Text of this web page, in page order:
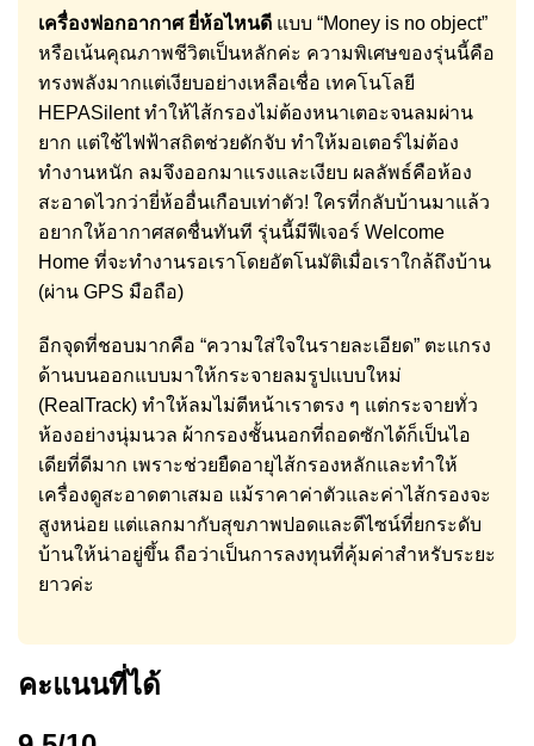
เครื่องฟอกอากาศ ยี่ห้อไหนดี แบบ “Money is no object”
หรือเน้นคุณภาพชีวิตเป็นหลักค่ะ ความพิเศษของรุ่นนี้คือ
ทรงพลังมากแต่เงียบอย่างเหลือเชื่อ เทคโนโลยี
HEPASilent ทำให้ไส้กรองไม่ต้องหนาเตอะจนลมผ่าน
ยาก แต่ใช้ไฟฟ้าสถิตช่วยดักจับ ทำให้มอเตอร์ไม่ต้อง
ทำงานหนัก ลมจึงออกมาแรงและเงียบ ผลลัพธ์คือห้อง
สะอาดไวกว่ายี่ห้ออื่นเกือบเท่าตัว! ใครที่กลับบ้านมาแล้ว
อยากให้อากาศสดชื่นทันที รุ่นนี้มีฟีเจอร์ Welcome
Home ที่จะทำงานรอเราโดยอัตโนมัติเมื่อเราใกล้ถึงบ้าน
(ผ่าน GPS มือถือ)
อีกจุดที่ชอบมากคือ “ความใส่ใจในรายละเอียด” ตะแกรง
ด้านบนออกแบบมาให้กระจายลมรูปแบบใหม่
(RealTrack) ทำให้ลมไม่ตีหน้าเราตรง ๆ แต่กระจายทั่ว
ห้องอย่างนุ่มนวล ผ้ากรองชั้นนอกที่ถอดซักได้ก็เป็นไอ
เดียที่ดีมาก เพราะช่วยยืดอายุไส้กรองหลักและทำให้
เครื่องดูสะอาดตาเสมอ แม้ราคาค่าตัวและค่าไส้กรองจะ
สูงหน่อย แต่แลกมากับสุขภาพปอดและดีไซน์ที่ยกระดับ
บ้านให้น่าอยู่ขึ้น ถือว่าเป็นการลงทุนที่คุ้มค่าสำหรับระยะ
ยาวค่ะ
คะแนนที่ได้